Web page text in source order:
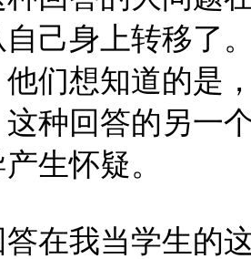
己身上转移了
们想知道的是
种回答的另一
生怀疑。
我当学生的这